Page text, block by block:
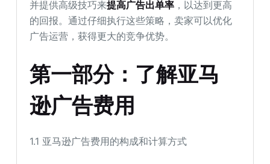
并提供高级技巧来提高广告出单率 ，以达到更高
的回报。通过仔细执行这些策略，卖家可以优化
广告运营，获得更大的竞争优势。
第一部分：了解亚马
逊广告费用
1.1 亚马逊广告费用的构成和计算方式